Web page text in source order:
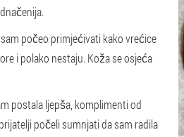
počeo primjećivati kako vrećice
i polako nestaju. Koža se osjeća
postala ljepša, komplimenti od
počeli sumnjati da sam radila